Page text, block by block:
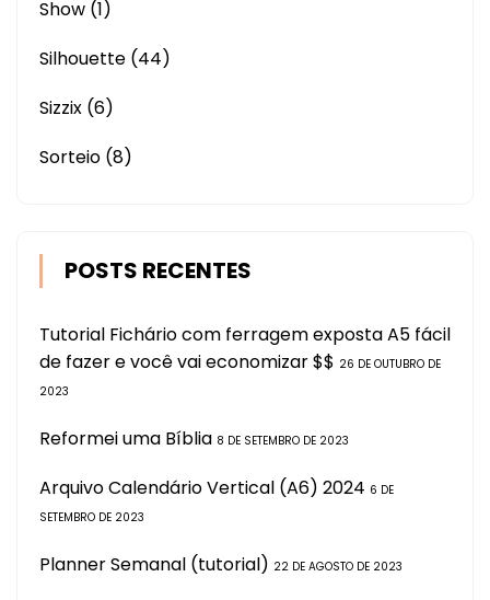
Show (1)
Silhouette (44)
Sizzix (6)
Sorteio (8)
POSTS RECENTES
Tutorial Fichário com ferragem exposta A5 fácil
de fazer e você vai economizar $$ 26 DE OUTUBRO DE
2023
Reformei uma Bíblia 8 DE SETEMBRO DE 2023
Arquivo Calendário Vertical (A6) 2024 6 DE
SETEMBRO DE 2023
Planner Semanal (tutorial) 22 DE AGOSTO DE 2023